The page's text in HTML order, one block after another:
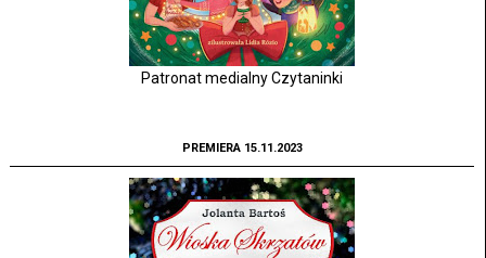
Patronat medialny Czytaninki
PREMIERA 15.11.2023